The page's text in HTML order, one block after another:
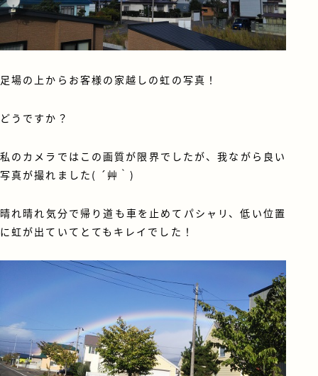
足場の上からお客様の家越しの虹の写真！
どうですか？
私のカメラではこの画質が限界でしたが、我ながら良い
写真が撮れました( ´艸｀)
晴れ晴れ気分で帰り道も車を止めてパシャリ、低い位置
に虹が出ていてとてもキレイでした！